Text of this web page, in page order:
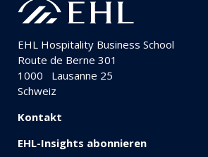
EHL Hospitality Business School
Route de Berne 301
1000
Lausanne 25
Schweiz
Kontakt
EHL-Insights abonnieren